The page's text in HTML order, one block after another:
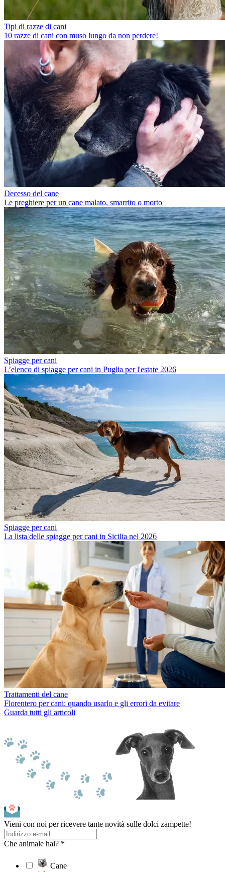
Tipi di razze di cani
10 razze di cani con muso lungo da non perdere!
Decesso del cane
Le preghiere per un cane malato, smarrito o morto
Spiagge per cani
L’elenco di spiagge per cani in Puglia per l'estate 2026
Spiagge per cani
La lista delle spiagge per cani in Sicilia nel 2026
Trattamenti del cane
Florentero per cani: quando usarlo e gli errori da evitare
Guarda tutti gli articoli
Vieni con noi per ricevere tante novità sulle dolci zampette!
Che animale hai? *
Cane